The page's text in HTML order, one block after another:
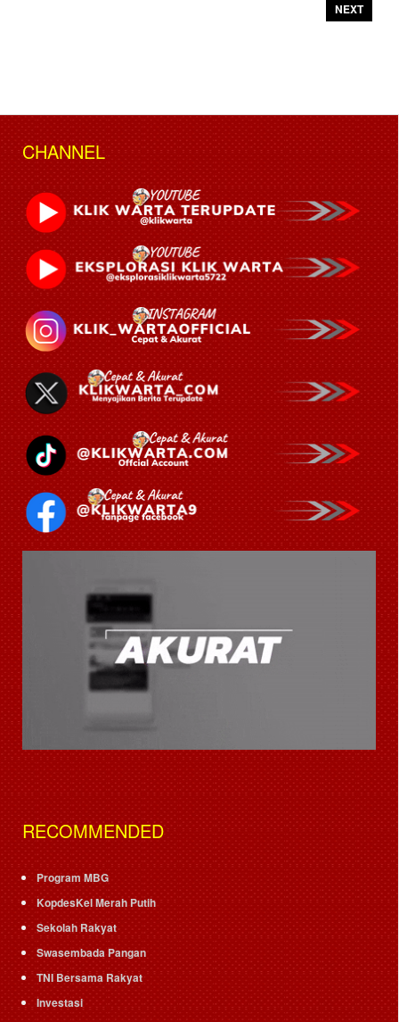
NEXT
CHANNEL
RECOMMENDED
Program MBG
KopdesKel Merah Putih
Sekolah Rakyat
Swasembada Pangan
TNI Bersama Rakyat
Investasi